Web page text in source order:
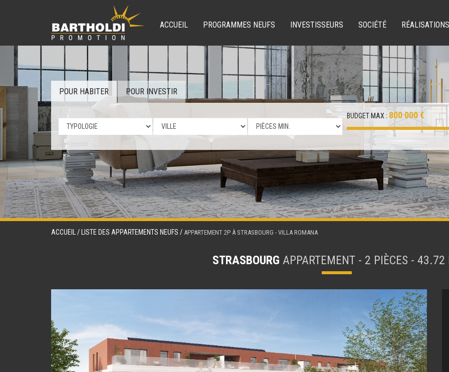
ACCUEIL PROGRAMMES NEUFS INVESTISSEURS SOCIÉTÉ RÉALISATIONS
POUR HABITER POUR INVESTIR
BUDGET MAX : 800 000 €
ACCUEIL / LISTE DES APPARTEMENTS NEUFS / APPARTEMENT 2P À STRASBOURG - VILLA ROMANA
STRASBOURG APPARTEMENT - 2 PIÈCES - 43.72